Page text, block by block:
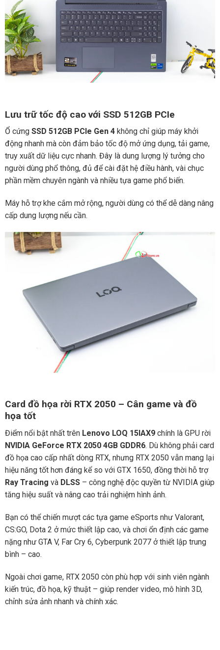
Lưu trữ tốc độ cao với SSD 512GB PCIe
Ổ cứng SSD 512GB PCIe Gen 4không chỉ giúp máy khởi
động nhanh mà còn đảm bảo tốc độ mở ứng dụng, tải game,
truy xuất dữ liệu cực nhanh. Đây là dung lượng lý tưởng cho
người dùng phổ thông, đủ để cài đặt hệ điều hành, vài chục
phần mềm chuyên ngành và nhiều tựa game phổ biến.
Máy hỗ trợ khe cắm mở rộng, người dùng có thể dễ dàng nâng
cấp dung lượng nếu cần.
Card đồ họa rời RTX 2050 – Cân game và đồ
họa tốt
Điểm nổi bật nhất trên Lenovo LOQ 15IAX9chính là GPU rời
NVIDIA GeForce RTX 2050 4GB GDDR6. Dù không phải card
đồ họa cao cấp nhất dòng RTX, nhưng RTX 2050 vẫn mang lại
hiệu năng tốt hơn đáng kể so với GTX 1650, đồng thời hỗ trợ
Ray Tracing và DLSS– công nghệ độc quyền từ NVIDIA giúp
tăng hiệu suất và nâng cao trải nghiệm hình ảnh.
Bạn có thể chiến mượt các tựa game eSports như Valorant,
CS:GO, Dota 2 ở mức thiết lập cao, và chơi ổn định các game
nặng như GTA V, Far Cry 6, Cyberpunk 2077 ở thiết lập trung
bình – cao.
Ngoài chơi game, RTX 2050 còn phù hợp với sinh viên ngành
kiến trúc, đồ họa, kỹ thuật – giúp render video, mô hình 3D,
chỉnh sửa ảnh nhanh và chính xác.